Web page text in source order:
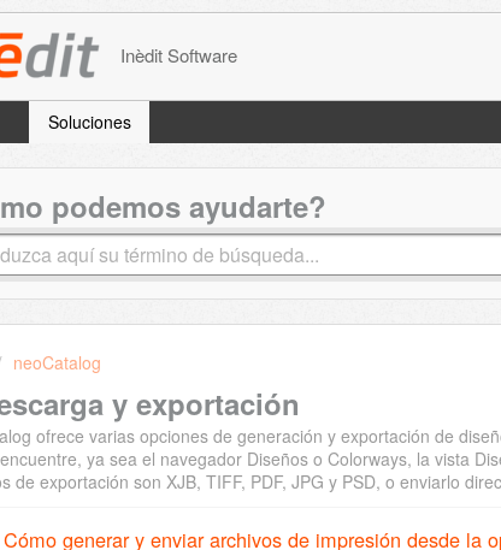
Inèdit Software
Soluciones
podemos ayudarte?
neoCatalog
y exportación
ofrece varias opciones de generación y exportación de
ya sea el navegador Diseños o Colorways, la vista
de exportación son XJB, TIFF, PDF, JPG y PSD, o enviarlo